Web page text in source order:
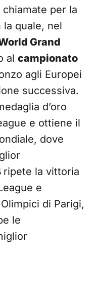
per la
la quale, nel
Grand
al campionato
agli Europei
successiva.
d’oro
e ottiene il
dove
ripete la vittoria
e
di Parigi,
le